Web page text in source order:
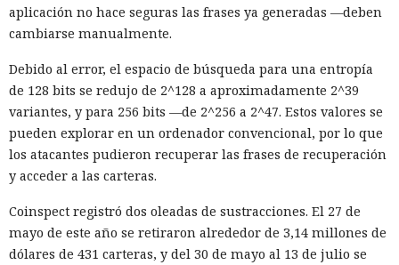
aplicación no hace seguras las frases ya generadas —deben
cambiarse manualmente.
Debido al error, el espacio de búsqueda para una entropía
de 128 bits se redujo de 2^128 a aproximadamente 2^39
variantes, y para 256 bits —de 2^256 a 2^47. Estos valores se
pueden explorar en un ordenador convencional, por lo que
los atacantes pudieron recuperar las frases de recuperación
y acceder a las carteras.
Coinspect registró dos oleadas de sustracciones. El 27 de
mayo de este año se retiraron alrededor de 3,14 millones de
dólares de 431 carteras, y del 30 de mayo al 13 de julio se